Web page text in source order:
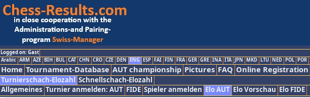
Logged on: Gast
Arabic ARM AZE BIH BUL CAT CHN CRO CZE DEN ENG ESP FAI FIN FRA GER GRE INA ITA JPN MKD LTU NED POL POR
Home Tournament-Database AUT championship Pictures FAQ Online Registration
Turnierschach-Elozahl Schnellschach-Elozahl
Allgemeines Turnier anmelden: AUT FIDE Spieler anmelden Elo AUT Elo Vorschau Elo FIDE